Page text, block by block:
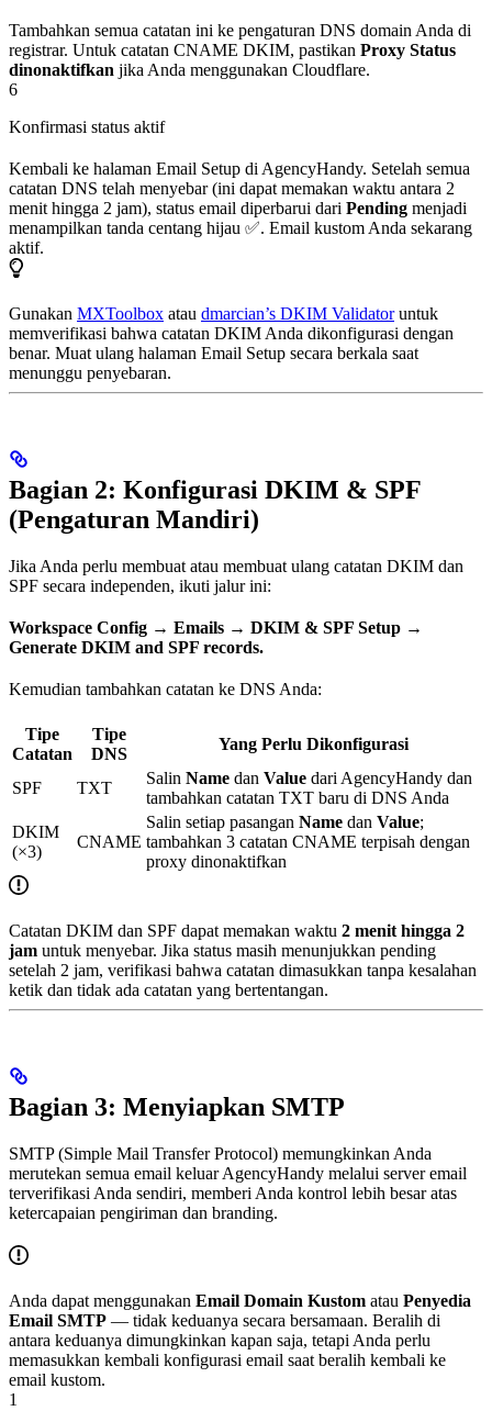
Tambahkan semua catatan ini ke pengaturan DNS domain Anda di
registrar. Untuk catatan CNAME DKIM, pastikan Proxy Status
dinonaktifkan jika Anda menggunakan Cloudflare.
6
Konfirmasi status aktif
Kembali ke halaman Email Setup di AgencyHandy. Setelah semua
catatan DNS telah menyebar (ini dapat memakan waktu antara 2
menit hingga 2 jam), status email diperbarui dari Pending menjadi
menampilkan tanda centang hijau ✅. Email kustom Anda sekarang
aktif.
Gunakan MXToolbox atau dmarcian’s DKIM Validatoruntuk
memverifikasi bahwa catatan DKIM Anda dikonfigurasi dengan
benar. Muat ulang halaman Email Setup secara berkala saat
menunggu penyebaran.
Bagian 2: Konfigurasi DKIM & SPF
(Pengaturan Mandiri)
Jika Anda perlu membuat atau membuat ulang catatan DKIM dan
SPF secara independen, ikuti jalur ini:
Workspace Config → Emails → DKIM & SPF Setup →
Generate DKIM and SPF records.
Kemudian tambahkan catatan ke DNS Anda:
Tipe
Catatan
Tipe
DNS
Yang Perlu Dikonfigurasi
SPF TXT
Salin Name dan Value dari AgencyHandy dan
tambahkan catatan TXT baru di DNS Anda
DKIM
(×3)
CNAME
Salin setiap pasangan Name dan Value;
tambahkan 3 catatan CNAME terpisah dengan
proxy dinonaktifkan
Catatan DKIM dan SPF dapat memakan waktu 2 menit hingga 2
jam untuk menyebar. Jika status masih menunjukkan pending
setelah 2 jam, verifikasi bahwa catatan dimasukkan tanpa kesalahan
ketik dan tidak ada catatan yang bertentangan.
Bagian 3: Menyiapkan SMTP
SMTP (Simple Mail Transfer Protocol) memungkinkan Anda
merutekan semua email keluar AgencyHandy melalui server email
terverifikasi Anda sendiri, memberi Anda kontrol lebih besar atas
ketercapaian pengiriman dan branding.
Anda dapat menggunakan Email Domain Kustom atau Penyedia
Email SMTP — tidak keduanya secara bersamaan. Beralih di
antara keduanya dimungkinkan kapan saja, tetapi Anda perlu
memasukkan kembali konfigurasi email saat beralih kembali ke
email kustom.
1